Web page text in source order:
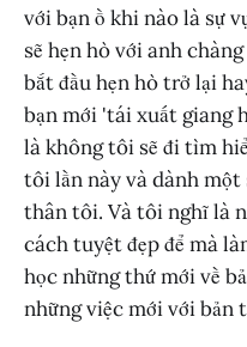
với bạn ồ khi nào là sự
sẽ hẹn hò với anh
bắt đầu hẹn hò trở lại
bạn mới 'tái xuất giang
là không tôi sẽ đi tìm
tôi lần này và dành
thân tôi. Và tôi nghĩ là
cách tuyệt đẹp để mà
học những thứ mới về
những việc mới với bản